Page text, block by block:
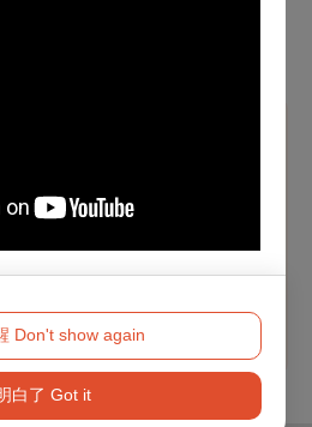
Don't show again
白了 Got it
分年齡、一人一票，憑票入場，